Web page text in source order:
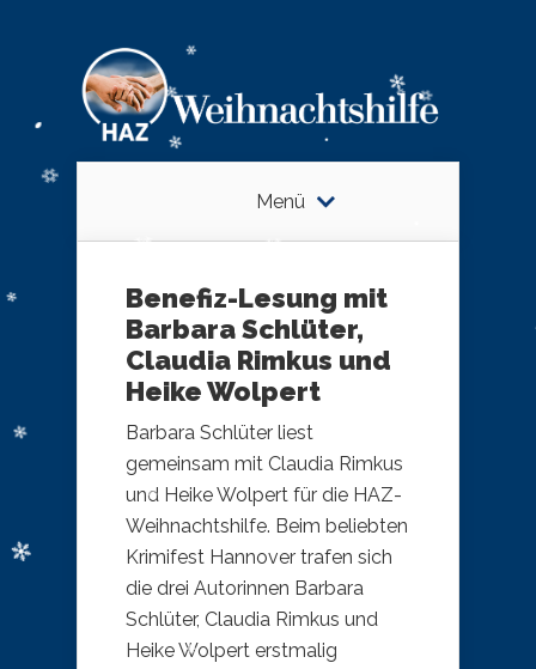
Menü
Benefiz-Lesung mit
Barbara Schlüter,
Claudia Rimkus und
Heike Wolpert
Barbara Schlüter liest
gemeinsam mit Claudia Rimkus
und Heike Wolpert für die HAZ-
Weihnachtshilfe. Beim beliebten
Krimifest Hannover trafen sich
die drei Autorinnen Barbara
Schlüter, Claudia Rimkus und
Heike Wolpert erstmalig